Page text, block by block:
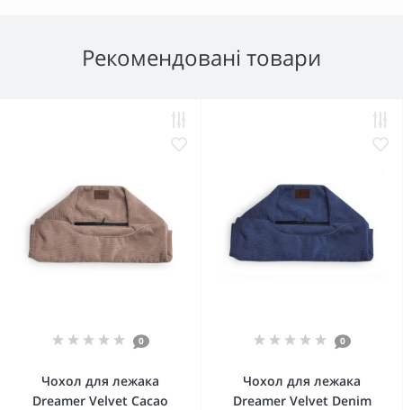
Рекомендовані товари
0
Чохол для лежака
Dreamer Velvet Cacao
0
Чохол для лежака
Dreamer Velvet Denim